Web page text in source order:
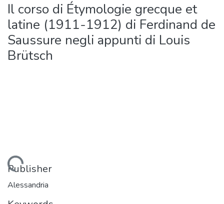
Il corso di Étymologie grecque et
latine (1911-1912) di Ferdinand de
Saussure negli appunti di Louis
Brütsch
Loading...
Publisher
Alessandria